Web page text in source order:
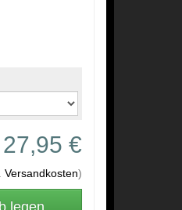
27,95 €
Versandkosten)